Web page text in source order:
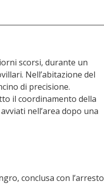
scorsi, durante un
Nell’abitazione del
di precisione.
il coordinamento della
nell’area dopo una
conclusa con l’arresto